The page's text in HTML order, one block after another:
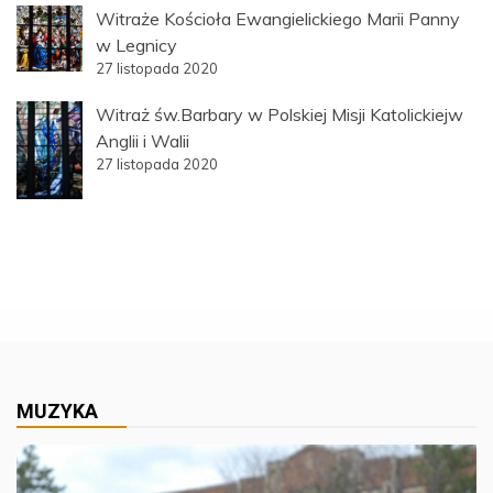
Witraże Kościoła Ewangielickiego Marii Panny
w Legnicy
27 listopada 2020
Witraż św.Barbary w Polskiej Misji Katolickiejw
Anglii i Walii
27 listopada 2020
MUZYKA